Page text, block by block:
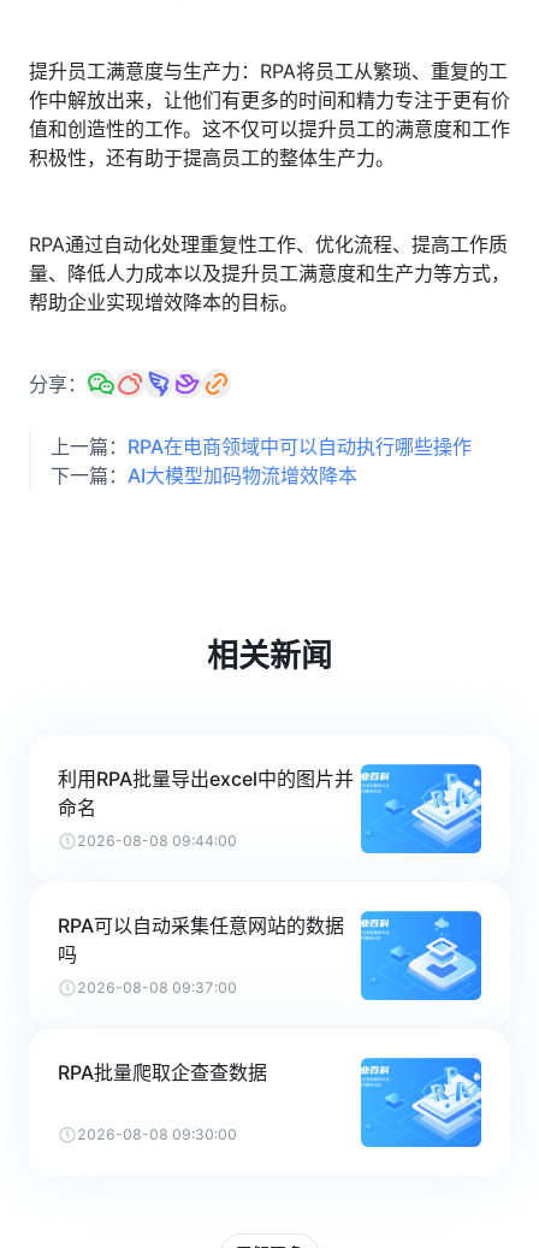
提升员工满意度与生产力：RPA将员工从繁琐、重复的工
作中解放出来，让他们有更多的时间和精力专注于更有价
值和创造性的工作。这不仅可以提升员工的满意度和工作
积极性，还有助于提高员工的整体生产力。
RPA通过自动化处理重复性工作、优化流程、提高工作质
量、降低人力成本以及提升员工满意度和生产力等方式，
帮助企业实现增效降本的目标。
分享：
上一篇： RPA在电商领域中可以自动执行哪些操作
下一篇： AI大模型加码物流增效降本
相关新闻
利用RPA批量导出excel中的图片并
命名
2026-08-08 09:44:00
RPA可以自动采集任意网站的数据
吗
2026-08-08 09:37:00
RPA批量爬取企查查数据
2026-08-08 09:30:00